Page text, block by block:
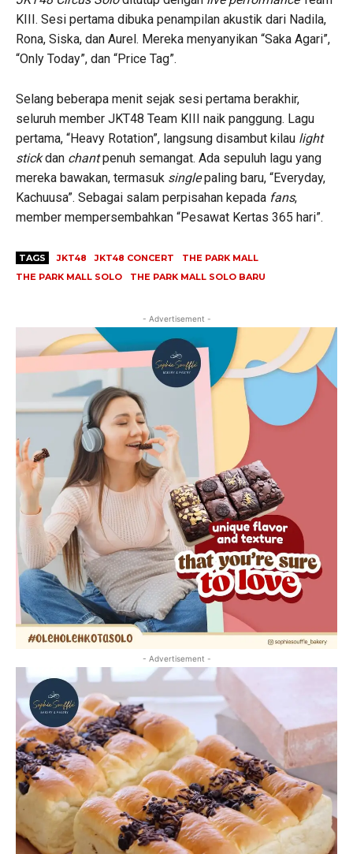
KIII. Sesi pertama dibuka penampilan akustik dari Nadila,
Rona, Siska, dan Aurel. Mereka menyanyikan “Saka Agari”,
“Only Today”, dan “Price Tag”.
Selang beberapa menit sejak sesi pertama berakhir,
seluruh member JKT48 Team KIII naik panggung. Lagu
pertama, “Heavy Rotation”, langsung disambut kilau light
stickdan chantpenuh semangat. Ada sepuluh lagu yang
mereka bawakan, termasuk singlepaling baru, “Everyday,
Kachuusa”. Sebagai salam perpisahan kepada fans,
member mempersembahkan “Pesawat Kertas 365 hari”.
TAGS JKT48 JKT48 CONCERT
THE PARK MALL
THE PARK MALL SOLO
THE PARK MALL SOLO BARU
- Advertisement -
- Advertisement -